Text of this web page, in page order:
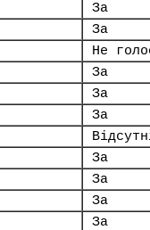
За
За
Не
За
За
За
За
За
За
За